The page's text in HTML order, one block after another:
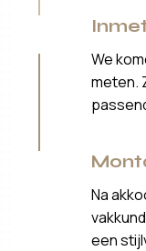
We
meten.
Na
een